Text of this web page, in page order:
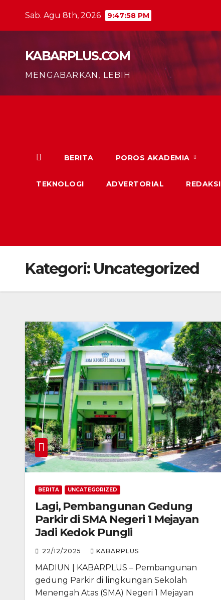
Sab. Agu 8th, 2026 9:47:59 PM
KABARPLUS.COM
MENGABARKAN, LEBIH
BERITA POROS AKADEMIA
TEKNOLOGI ADVERTORIAL REDAKSI
Kategori: Uncategorized
BERITA UNCATEGORIZED
Lagi, Pembangunan Gedung
Parkir di SMA Negeri 1 Mejayan
Jadi Kedok Pungli
22/12/2025 KABARPLUS
MADIUN | KABARPLUS – Pembangunan
gedung Parkir di lingkungan Sekolah
Menengah Atas (SMA) Negeri 1 Mejayan